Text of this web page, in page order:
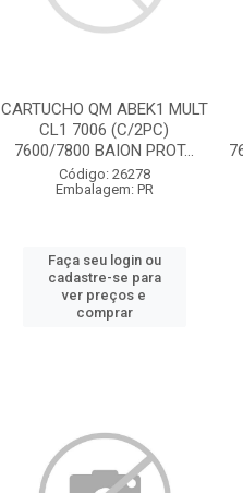
CARTUCHO QM ABEK1 MULT
CL1 7006 (C/2PC)
7600/7800 BAION PROT...
Código: 26278
Embalagem: PR
Faça seu login ou
cadastre-se para
ver preços e
comprar